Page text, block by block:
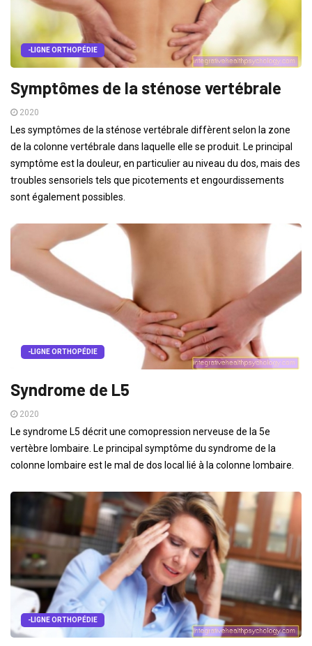
-LIGNE ORTHOPÉDIE
Symptômes de la sténose vertébrale
2020
Les symptômes de la sténose vertébrale diffèrent selon la zone
de la colonne vertébrale dans laquelle elle se produit. Le principal
symptôme est la douleur, en particulier au niveau du dos, mais des
troubles sensoriels tels que picotements et engourdissements
sont également possibles.
-LIGNE ORTHOPÉDIE
Syndrome de L5
2020
Le syndrome L5 décrit une comopression nerveuse de la 5e
vertèbre lombaire. Le principal symptôme du syndrome de la
colonne lombaire est le mal de dos local lié à la colonne lombaire.
-LIGNE ORTHOPÉDIE